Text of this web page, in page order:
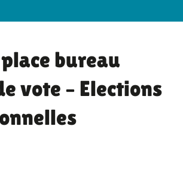
bureau
vote – Elections